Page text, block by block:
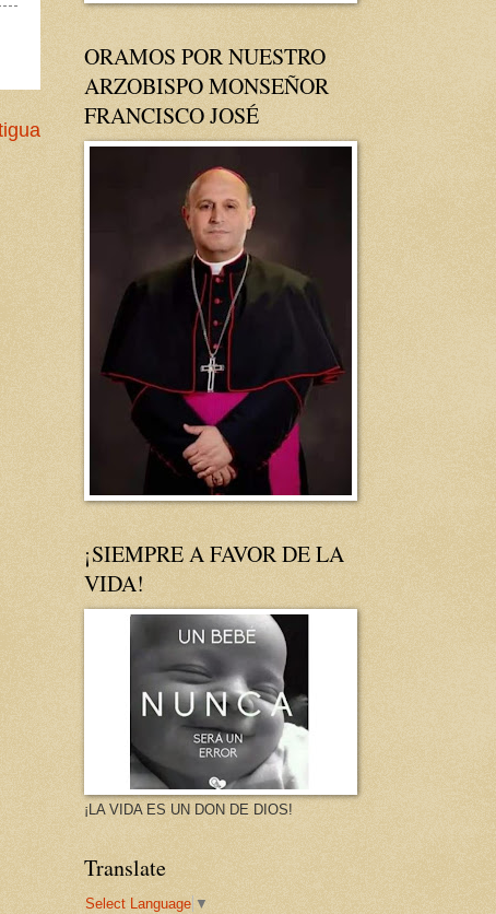
ORAMOS POR NUESTRO
ARZOBISPO MONSEÑOR
FRANCISCO JOSÉ
¡SIEMPRE A FAVOR DE LA
VIDA!
¡LA VIDA ES UN DON DE DIOS!
Translate
Select Language ▼